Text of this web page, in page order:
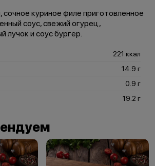
куриное филе приготовленное
соус, свежий огурец,
лучок и соус бургер.
221 ккал
14.9 г
0.9 г
19.2 г